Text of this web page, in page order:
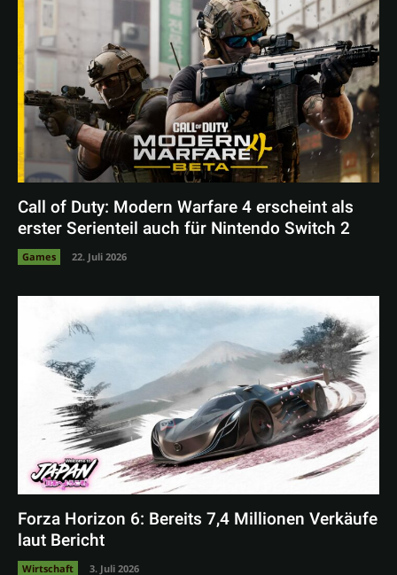
Call of Duty: Modern Warfare 4 erscheint als
erster Serienteil auch für Nintendo Switch 2
Games 22. Juli 2026
Forza Horizon 6: Bereits 7,4 Millionen Verkäufe
laut Bericht
Wirtschaft 3. Juli 2026